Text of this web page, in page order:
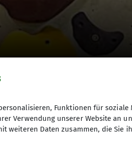
Funktionen für
Verwendung unserer Website an
weiteren Daten zusammen, die Sie